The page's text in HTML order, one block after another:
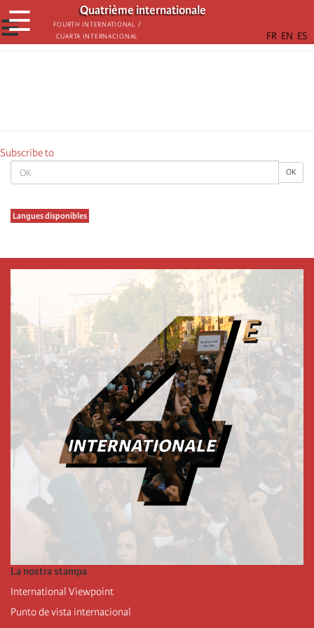
Skip
to
main
Quatrième internationale
Fourth International /
Cuarta Internacional
☰
☰
OK OK
Langues disponibles
Subscribe to
La nostra stampa
International Viewpoint
Punto de vista internacional